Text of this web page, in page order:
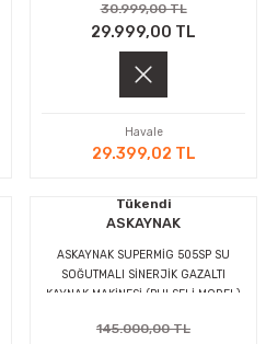
30.999,00 TL
29.999,00 TL
Havale
29.399,02 TL
Tükendi
ASKAYNAK
ASKAYNAK SUPERMİG 505SP SU
SOĞUTMALI SİNERJİK GAZALTI
KAYNAK MAKİNESİ (PULSELİ MODEL)
145.000,00 TL